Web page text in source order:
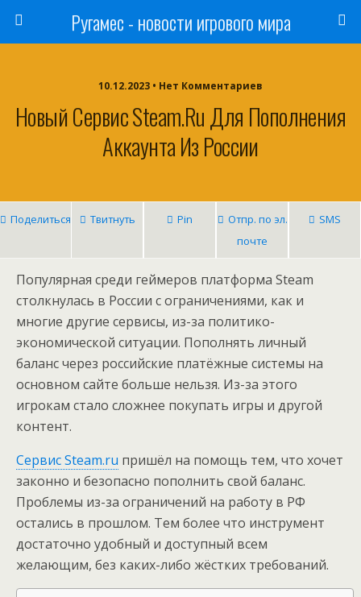
Ругамес - новости игрового мира
10.12.2023 • Нет Комментариев
Новый Сервис Steam.ru Для Пополнения
Аккаунта Из России
Поделиться Твитнуть Pin
Отпр. по эл.
почте
SMS
Популярная среди геймеров платформа Steam
столкнулась в России с ограничениями, как и
многие другие сервисы, из-за политико-
экономической ситуации. Пополнять личный
баланс через российские платёжные системы на
основном сайте больше нельзя. Из-за этого
игрокам стало сложнее покупать игры и другой
контент.
Сервис Steam.ru пришёл на помощь тем, что хочет
законно и безопасно пополнить свой баланс.
Проблемы из-за ограничений на работу в РФ
остались в прошлом. Тем более что инструмент
достаточно удобный и доступный всем
желающим, без каких-либо жёстких требований.